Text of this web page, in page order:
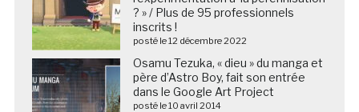
? » / Plus de 95 professionnels
inscrits !
posté le 12 décembre 2022
Osamu Tezuka, « dieu » du manga et
père d’Astro Boy, fait son entrée
dans le Google Art Project
posté le 10 avril 2014